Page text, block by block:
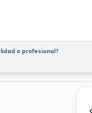
o profesional?